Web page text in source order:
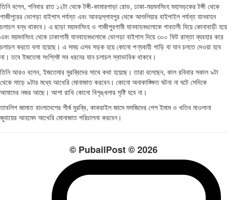
তিনি বলেন, শনিবার রাত ১২টা থেকে টঙ্গী-কামারপাড়া রোড, ঢাকা-ময়মনসিংহ মহাসড়কের টঙ্গী থেকে
গাজীপুরের ভোগড়া বাইপাস পর্যন্ত এবং আবদুল্লাহপুর থেকে আশুলিয়ার বাইপাইল পর্যন্ত যানবাহন
চলাচল বন্ধ থাকবে। এ ছাড়া ময়মনসিংহ ও গাজীপুরগামী যানবাহনগুলোকে গাবতলী দিয়ে কোনাবাড়ী হয়ে
এবং ময়মনসিংহ থেকে ঢাকাগামী যানবাহনগুলোকে ভোগড়া বাইপাস দিয়ে ৩০০ ফিট রাস্তা ব্যবহার করে
চলাচল করতে বলা হয়েছে। এ সময় এসব সড়ক হয়ে কোনো পণ্যবাহী গাড়ি বা যান চলতে দেওয়া হবে
না। তবে ইজতেমা সংশ্লিষ্ট সব ধরনের যান চলাচল স্বাভাবিক থাকবে।
তিনি আরও বলেন, ইজতেমার মুরব্বিদের সাথে কথা হয়েছে। তারা বলেছেন, কাল রবিবার সকাল ৯টা
থেকে সাড়ে ৯টার মধ্যে আখেরি মোনাজাত করবেন। কোনো অনাকাঙ্ক্ষিত ঘটনা না ঘটে সেদিকে
আমাদের নজর আছে। আশা রাখি কোনো বিশৃঙ্খলার সৃষ্টি হবে না।
তাবলিগ জামাত বাংলাদেশের শীর্ষ মুরব্বি, কাকরাইল জামে মসজিদের পেশ ইমাম ও খতিব মাওলানা
জুবায়ের আহমেদ আখেরি মোনাজাত পরিচালনা করবেন।
© PubailPost © 2026